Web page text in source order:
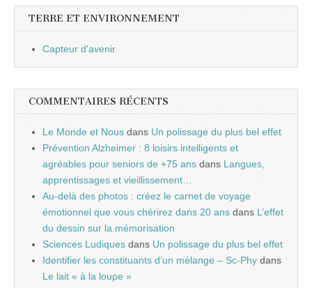
TERRE ET ENVIRONNEMENT
Capteur d'avenir
COMMENTAIRES RÉCENTS
Le Monde et Nous dans Un polissage du plus bel effet
Prévention Alzheimer : 8 loisirs intelligents et
agréables pour seniors de +75 ans dans Langues,
apprentissages et vieillissement…
Au-delà des photos : créez le carnet de voyage
émotionnel que vous chérirez dans 20 ans dans L’effet
du dessin sur la mémorisation
Sciences Ludiques dans Un polissage du plus bel effet
Identifier les constituants d’un mélange – Sc-Phy dans
Le lait « à la loupe »